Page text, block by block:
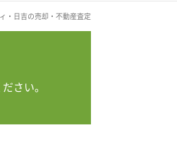
・日吉の売却・不動産査定
さい。